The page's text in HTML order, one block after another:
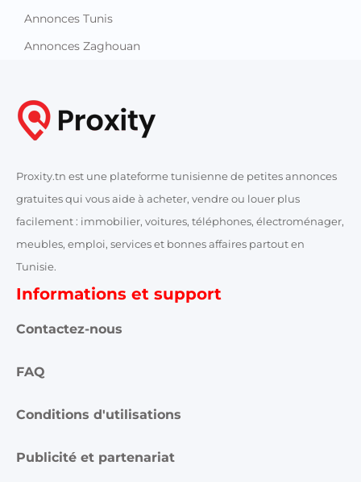
Annonces Tunis
Annonces Zaghouan
Proxity.tn est une plateforme tunisienne de petites annonces
gratuites qui vous aide à acheter, vendre ou louer plus
facilement : immobilier, voitures, téléphones, électroménager,
meubles, emploi, services et bonnes affaires partout en
Tunisie.
Informations et support
Contactez-nous
FAQ
Conditions d'utilisations
Publicité et partenariat